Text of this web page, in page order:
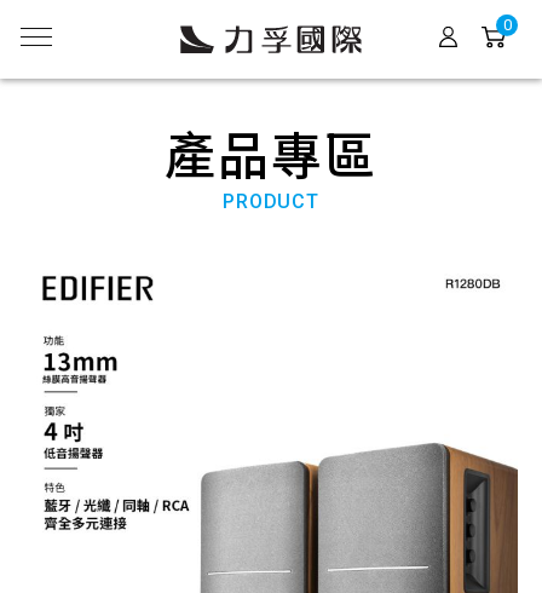
產品專區
PRODUCT
0